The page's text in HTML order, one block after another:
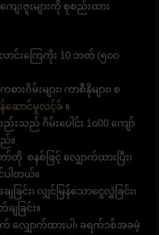
ေးဇူးများကို စုစည်းထား
င်းကြေကိုး 10 ဘတ် (၅၀၀
ားဂိမ်းများ၊ ကာစီနိုများ၊ စ
ဆောင်မှုလင့်ခ် ။
းသည် ဂိမ်းပေါင်း 1၀00 ကျော်
။
တို စနစ်ဖြင့် လျှောက်ထားပြီး၊
ပါတယ်။
ြင်း၊ လျှင်မြန်သောငွေလွှဲခြင်း၊
ျခြင်း။
ျှောက်ထားပါ၊ ခရက်ဒစ်အခမဲ့